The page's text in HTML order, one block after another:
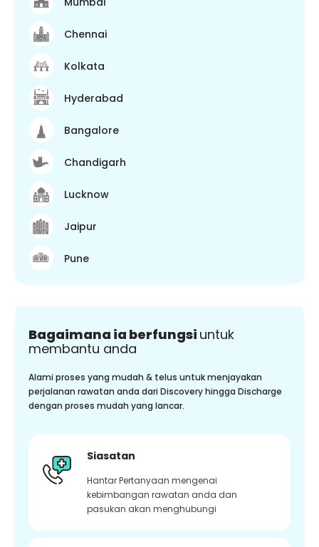
Chennai
Kolkata
Hyderabad
Bangalore
Chandigarh
Lucknow
Jaipur
Pune
Bagaimana ia berfungsi untuk
membantu anda
Alami proses yang mudah & telus untuk menjayakan
perjalanan rawatan anda dari Discovery hingga Discharge
dengan proses mudah yang lancar.
Siasatan
Hantar Pertanyaan mengenai
kebimbangan rawatan anda dan
pasukan akan menghubungi